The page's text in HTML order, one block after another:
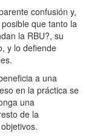
confusión y,
que tanto la
la RBU?, su
y lo defiende
a una
en la práctica se
una
de la